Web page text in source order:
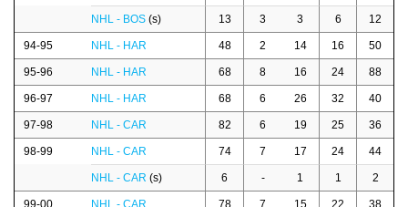
NHL - BOS (s) 13 3 3 6 12
94-95 NHL - HAR 48 2 14 16 50
95-96 NHL - HAR 68 8 16 24 88
96-97 NHL - HAR 68 6 26 32 40
97-98 NHL - CAR 82 6 19 25 36
98-99 NHL - CAR 74 7 17 24 44
NHL - CAR (s) 6 - 1 1 2
99-00 NHL - CAR 78 7 15 22 38